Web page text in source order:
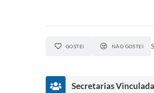
GOSTEI NÃO GOSTEI
Secretarias